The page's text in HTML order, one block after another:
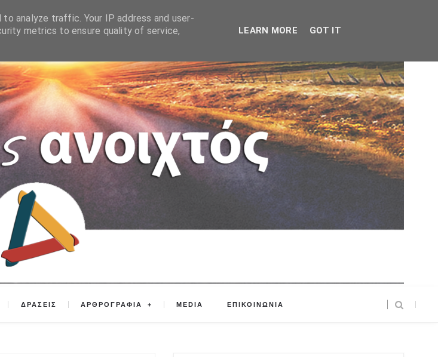
ΔΡΑΣΕΙΣ ΑΡΘΡΟΓΡΑΦΙΑ MEDIA ΕΠΙΚΟΙΝΩΝΙΑ
analyze traffic. Your IP address and user-
metrics to ensure quality of service,
LEARN MORE GOT IT